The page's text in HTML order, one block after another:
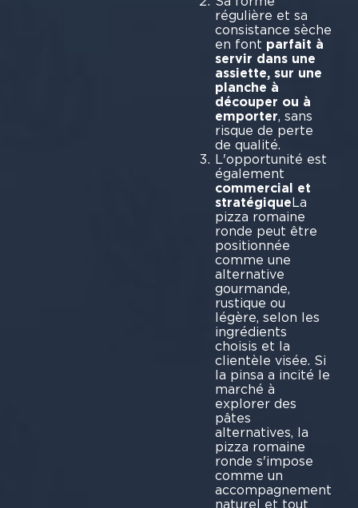
régulière et sa
consistance sèche
en font parfait à
servir dans une
assiette, sur une
planche à
découper ou à
emporter, sans
risque de perte
de qualité.
L'opportunité est
également
commercial et
stratégique La
pizza romaine
ronde peut être
positionnée
comme une
alternative
gourmande,
rustique ou
légère, selon les
ingrédients
choisis et la
clientèle visée. Si
la pinsa a incité le
marché à
explorer des
pâtes
alternatives, la
pizza romaine
ronde s'impose
comme un
accompagnement
naturel et tout